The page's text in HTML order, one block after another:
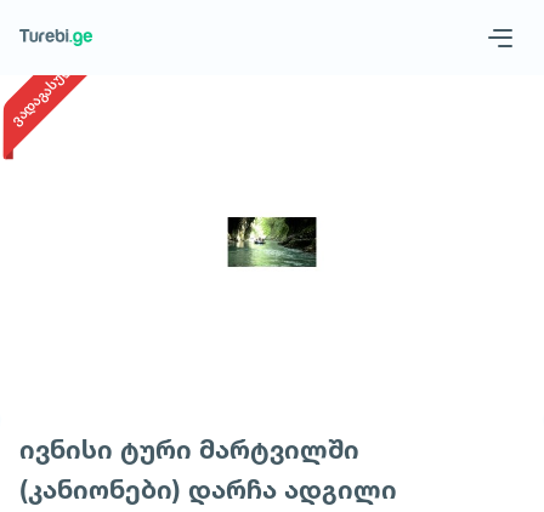
ვადაგასული
ივნისი ტური მარტვილში
(კანიონები) დარჩა ადგილი